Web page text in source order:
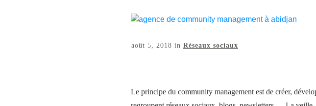
août 5, 2018 in Réseaux sociaux
Le principe du community management est de créer,